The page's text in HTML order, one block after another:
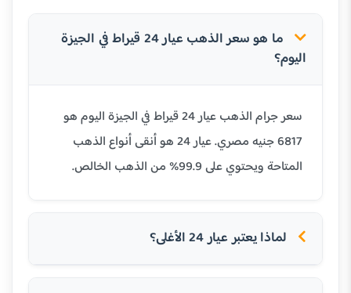
ما هو سعر الذهب عيار 24 قيراط في الجيزة
اليوم؟
سعر جرام الذهب عيار 24 قيراط في الجيزة اليوم هو
6817 جنيه مصري. عيار 24 هو أنقى أنواع الذهب
المتاحة ويحتوي على 99.9% من الذهب الخالص.
لماذا يعتبر عيار 24 الأغلى؟